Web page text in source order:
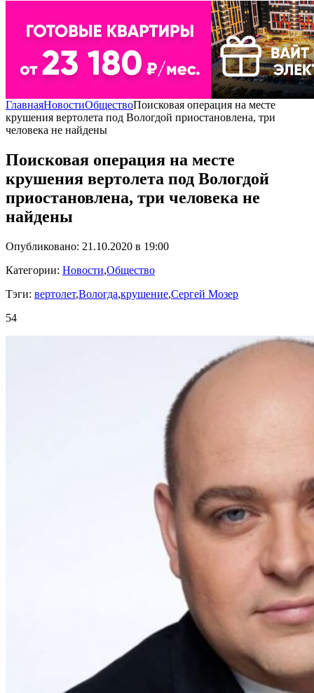
ГлавнаяНовостиОбществоПоисковая операция на месте
крушения вертолета под Вологдой приостановлена, три
человека не найдены
Поисковая операция на месте
крушения вертолета под Вологдой
приостановлена, три человека не
найдены
Опубликовано: 21.10.2020 в 19:00
Категории: Новости,Общество
Тэги: вертолет,Вологда,крушение,Сергей Мозер
54